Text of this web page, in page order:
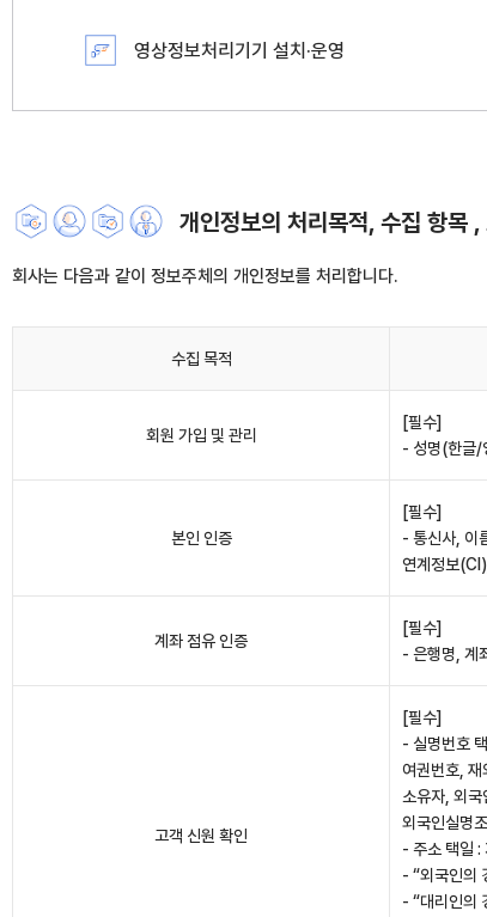
영상정보처리기기 설치·운영
개인정보의 처리목적, 수집 항목
회사는 다음과 같이 정보주체의 개인정보를 처리합니다.
수집 목적
회원 가입 및 관리
[필수]
- 성명(한글/
본인 인증
[필수]
- 통신사, 이
연계정보
계좌 점유 인증
[필수]
- 은행명, 계
고객 신원 확인
[필수]
- 실명번호
여권번호, 재
소유자, 외국
외국인실명
- 주소 택일 :
- “외국인의
- “대리인의